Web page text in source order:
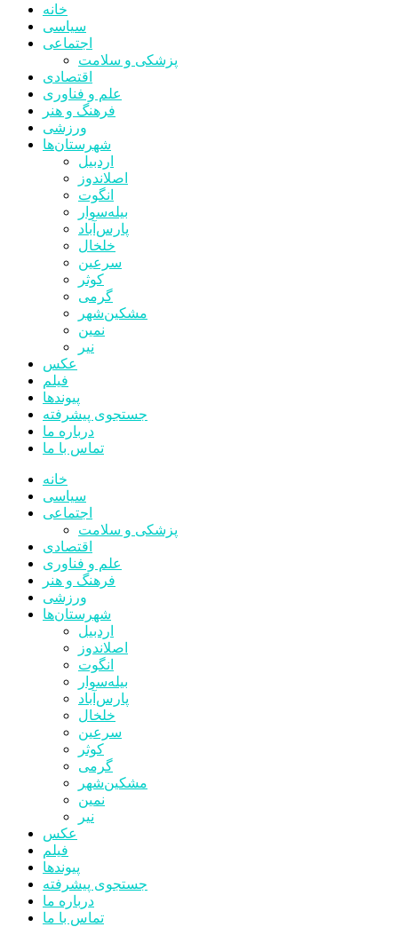
خانه
سیاسی
اجتماعی
پزشکی و سلامت
اقتصادی
علم و فناوری
فرهنگ و هنر
ورزشی
شهرستان‌ها
اردبیل
اصلاندوز
انگوت
بیله‌سوار
پارس‌آباد
خلخال
سرعین
کوثر
گرمی
مشکین‌شهر
نمین
نیر
عکس
فیلم
پیوندها
جستجوی پیشرفته
درباره ما
تماس با ما
خانه
سیاسی
اجتماعی
پزشکی و سلامت
اقتصادی
علم و فناوری
فرهنگ و هنر
ورزشی
شهرستان‌ها
اردبیل
اصلاندوز
انگوت
بیله‌سوار
پارس‌آباد
خلخال
سرعین
کوثر
گرمی
مشکین‌شهر
نمین
نیر
عکس
فیلم
پیوندها
جستجوی پیشرفته
درباره ما
تماس با ما